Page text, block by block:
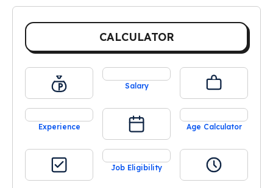
CALCULATOR
Salary
Experience Age Calculator
Job Eligibility